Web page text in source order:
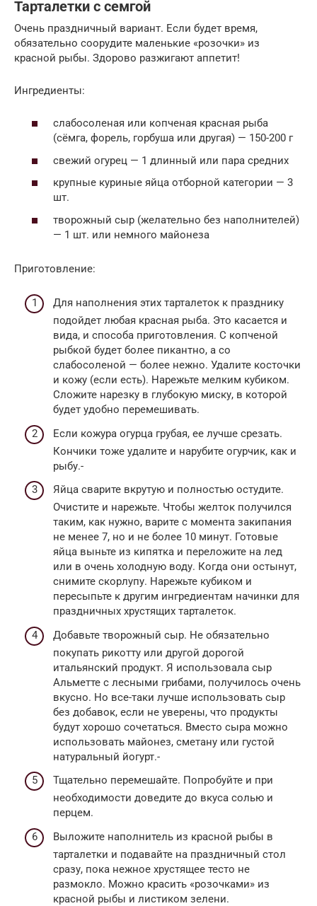
Тарталетки с семгой
Очень праздничный вариант. Если будет время,
обязательно соорудите маленькие «розочки» из
красной рыбы. Здорово разжигают аппетит!
Ингредиенты:
слабосоленая или копченая красная рыба
(сёмга, форель, горбуша или другая) — 150-200 г
свежий огурец — 1 длинный или пара средних
крупные куриные яйца отборной категории — 3
шт.
творожный сыр (желательно без наполнителей)
— 1 шт. или немного майонеза
Приготовление:
Для наполнения этих тарталеток к празднику
подойдет любая красная рыба. Это касается и
вида, и способа приготовления. С копченой
рыбкой будет более пикантно, а со
слабосоленой — более нежно. Удалите косточки
и кожу (если есть). Нарежьте мелким кубиком.
Сложите нарезку в глубокую миску, в которой
будет удобно перемешивать.
Если кожура огурца грубая, ее лучше срезать.
Кончики тоже удалите и нарубите огурчик, как и
рыбу.-
Яйца сварите вкрутую и полностью остудите.
Очистите и нарежьте. Чтобы желток получился
таким, как нужно, варите с момента закипания
не менее 7, но и не более 10 минут. Готовые
яйца выньте из кипятка и переложите на лед
или в очень холодную воду. Когда они остынут,
снимите скорлупу. Нарежьте кубиком и
пересыпьте к другим ингредиентам начинки для
праздничных хрустящих тарталеток.
Добавьте творожный сыр. Не обязательно
покупать рикотту или другой дорогой
итальянский продукт. Я использовала сыр
Альметте с лесными грибами, получилось очень
вкусно. Но все-таки лучше использовать сыр
без добавок, если не уверены, что продукты
будут хорошо сочетаться. Вместо сыра можно
использовать майонез, сметану или густой
натуральный йогурт.-
Тщательно перемешайте. Попробуйте и при
необходимости доведите до вкуса солью и
перцем.
Выложите наполнитель из красной рыбы в
тарталетки и подавайте на праздничный стол
сразу, пока нежное хрустящее тесто не
размокло. Можно красить «розочками» из
красной рыбы и листиком зелени.